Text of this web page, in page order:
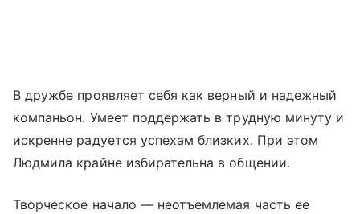
В дружбе проявляет себя как верный и надежный
компаньон. Умеет поддержать в трудную минуту и
искренне радуется успехам близких. При этом
Людмила крайне избирательна в общении.
Творческое начало — неотъемлемая часть ее